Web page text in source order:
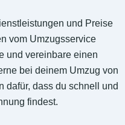
und Preise
vom Umzugsservice
und vereinbare einen
bei deinem Umzug von
dafür, dass du schnell und
findest.